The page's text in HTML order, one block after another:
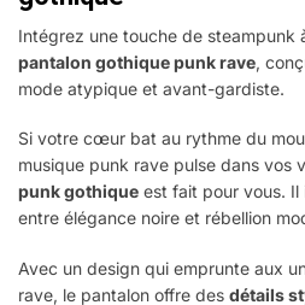
Intégrez une touche de steampunk
pantalon gothique punk rave,
mode atypique et avant-gardiste.
Si votre cœur bat au rythme du
musique punk rave pulse dans vos
punk gothique est fait pour vous.
entre élégance noire et rébellion
Avec un design qui emprunte aux
rave, le pantalon offre des détails